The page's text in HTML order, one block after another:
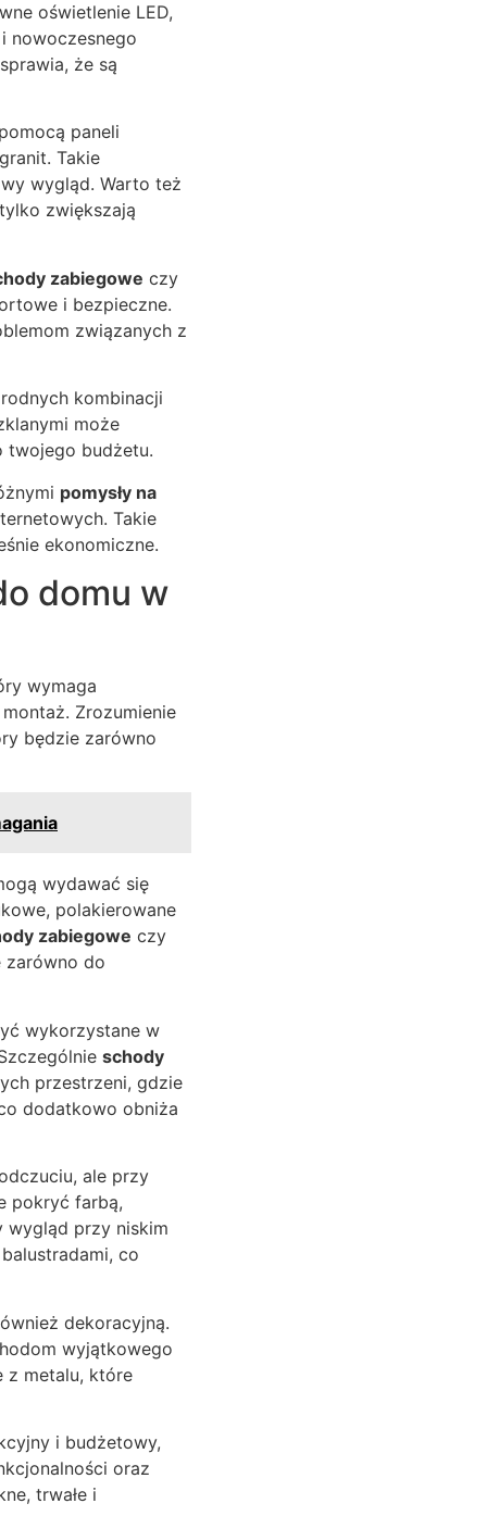
oświetlenie LED,
nowoczesnego
że są
paneli
Takie
wygląd. Warto też
zwiększają
zabiegowe czy
i bezpieczne.
związanych z
kombinacji
może
twojego budżetu.
pomysły na
Takie
ekonomiczne.
domu w
wymaga
Zrozumienie
będzie zarówno
wydawać się
polakierowane
zabiegowe czy
zarówno do
wykorzystane w
schody
przestrzeni, gdzie
dodatkowo obniża
ale przy
pokryć farbą,
wygląd przy niskim
co
dekoracyjną.
wyjątkowego
z metalu, które
i budżetowy,
oraz
trwałe i